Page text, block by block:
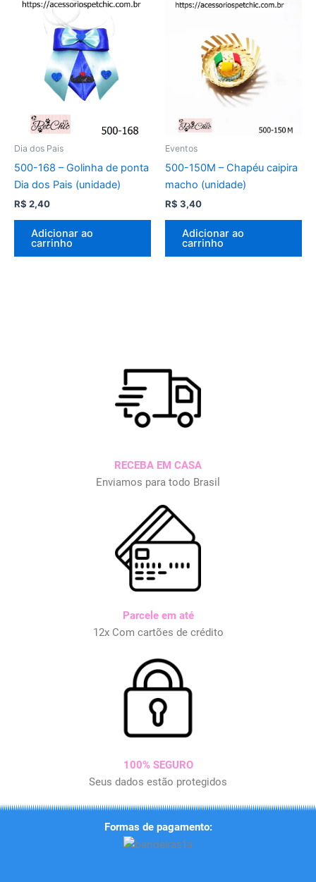
Dia dos Pais
500-168 – Golinha de ponta
Dia dos Pais (unidade)
R$ 2,40
Adicionar ao
carrinho
Eventos
500-150M – Chapéu caipira
macho (unidade)
R$ 3,40
Adicionar ao
carrinho
RECEBA EM CASA
Enviamos para todo Brasil
Parcele em até
12x Com cartões de crédito
100% SEGURO
Seus dados estão protegidos
Formas de pagamento: